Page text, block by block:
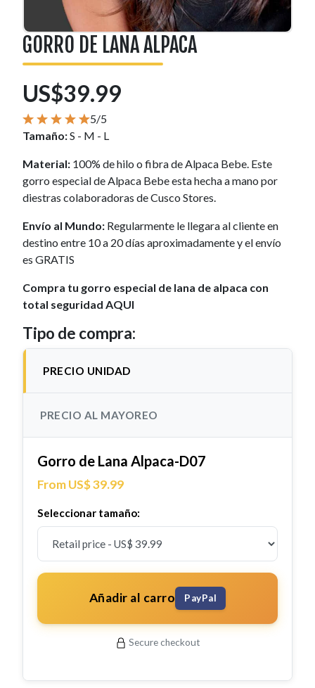
GORRO DE LANA ALPACA
US$39.99
5/5
Tamaño:S - M - L
Material: 100% de hilo o fibra de Alpaca Bebe. Este
gorro especial de Alpaca Bebe esta hecha a mano por
diestras colaboradoras de Cusco Stores.
Envío al Mundo: Regularmente le llegara al cliente en
destino entre 10 a 20 días aproximadamente y el envío
es GRATIS
Compra tu gorro especial de lana de alpaca con
total seguridad AQUI
Tipo de compra:
PRECIO UNIDAD
PRECIO AL MAYOREO
Gorro de Lana Alpaca-D07
From US$ 39.99
Seleccionar tamaño:
Añadir al carro PayPal
Secure checkout